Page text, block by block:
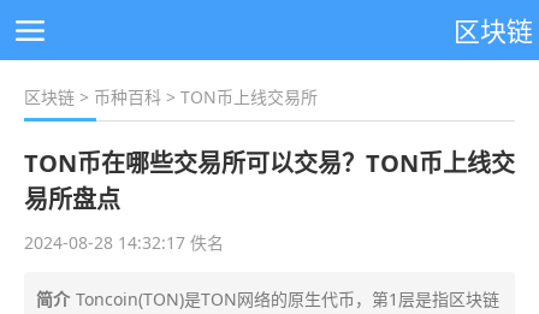
区块链
区块链 > 币种百科 > TON币上线交易所
TON币在哪些交易所可以交易？TON币上线交
易所盘点
2024-08-28 14:32:17 佚名
简介 Toncoin(TON)是TON网络的原生代币，第1层是指区块链